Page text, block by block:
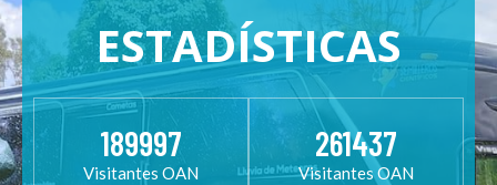
ESTADÍSTICAS
189997
Visitantes OAN
261437
Visitantes OAN